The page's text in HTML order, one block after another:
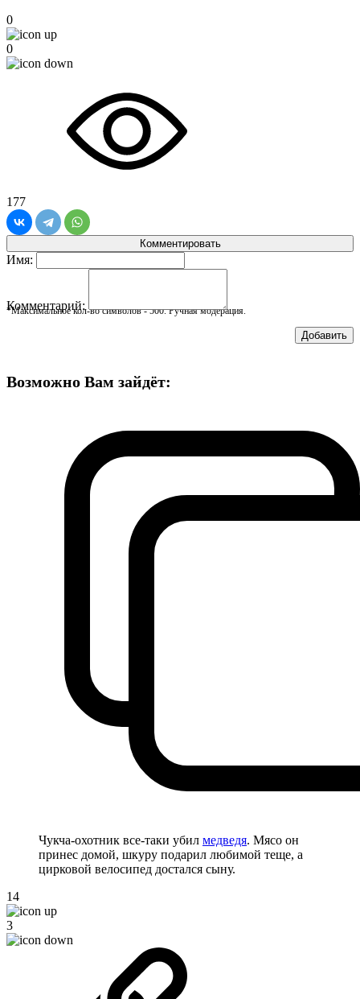
0
0
177
Комментировать
Имя:
Комментарий:
*Максимальное кол-во символов - 500. Ручная модерация.
Добавить
Возможно Вам зайдёт:
Чукча-охотник все-таки убил медведя. Мясо он
принес домой, шкуру подарил любимой теще, а
цирковой велосипед достался сыну.
14
3